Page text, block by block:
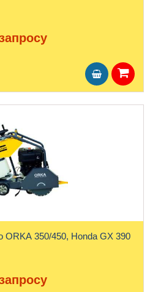
ORKA 350/450, Honda GX 390